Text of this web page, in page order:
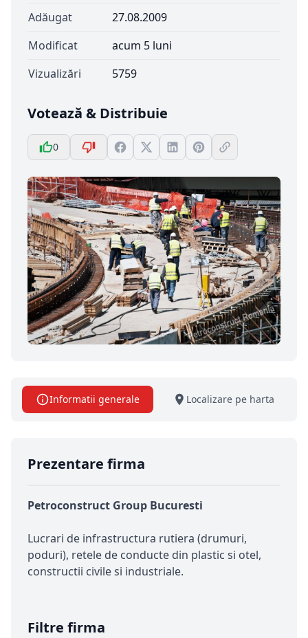
Adăugat
27.08.2009
Modificat
acum 5 luni
Vizualizări
5759
Votează & Distribuie
0
Informatii generale Localizare pe harta
Prezentare firma
Petroconstruct Group Bucuresti
Lucrari de infrastructura rutiera (drumuri,
poduri), retele de conducte din plastic si otel,
constructii civile si industriale.
Filtre firma